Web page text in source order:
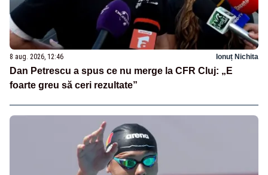
8 aug. 2026, 12:46 Ionuț Nichita
Dan Petrescu a spus ce nu merge la CFR Cluj: „E
foarte greu să ceri rezultate”